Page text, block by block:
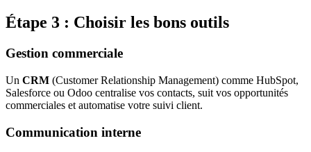
Étape 3 : Choisir les bons outils
Gestion commerciale
Un CRM (Customer Relationship Management) comme HubSpot,
Salesforce ou Odoo centralise vos contacts, suit vos opportunités
commerciales et automatise votre suivi client.
Communication interne